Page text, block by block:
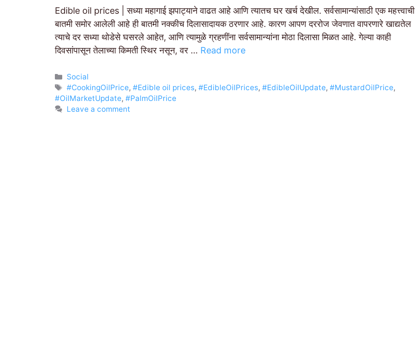
Edible oil prices | सध्या महागाई झपाट्याने वाढत आहे आणि त्यातच घर खर्च देखील. सर्वसामान्यांसाठी एक महत्त्वाची
बातमी समोर आलेली आहे ही बातमी नक्कीच दिलासादायक ठरणार आहे. कारण आपण दररोज जेवणात वापरणारे खाद्यतेल
त्याचे दर सध्या थोडेसे घसरले आहेत, आणि त्यामुळे ग्रहणींना सर्वसामान्यांना मोठा दिलासा मिळत आहे. गेल्या काही
दिवसांपासून तेलाच्या किमती स्थिर नसून, वर … Read more
Categories
Social
Tags
#CookingOilPrice,#Edible oil prices,#EdibleOilPrices,#EdibleOilUpdate,#MustardOilPrice,
#OilMarketUpdate, #PalmOilPrice
Leave a comment